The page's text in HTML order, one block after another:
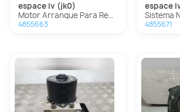
espace iv (jk0)
Motor Arranque Para Renault Espace Iv
4855663
espace
Sistema
4855671